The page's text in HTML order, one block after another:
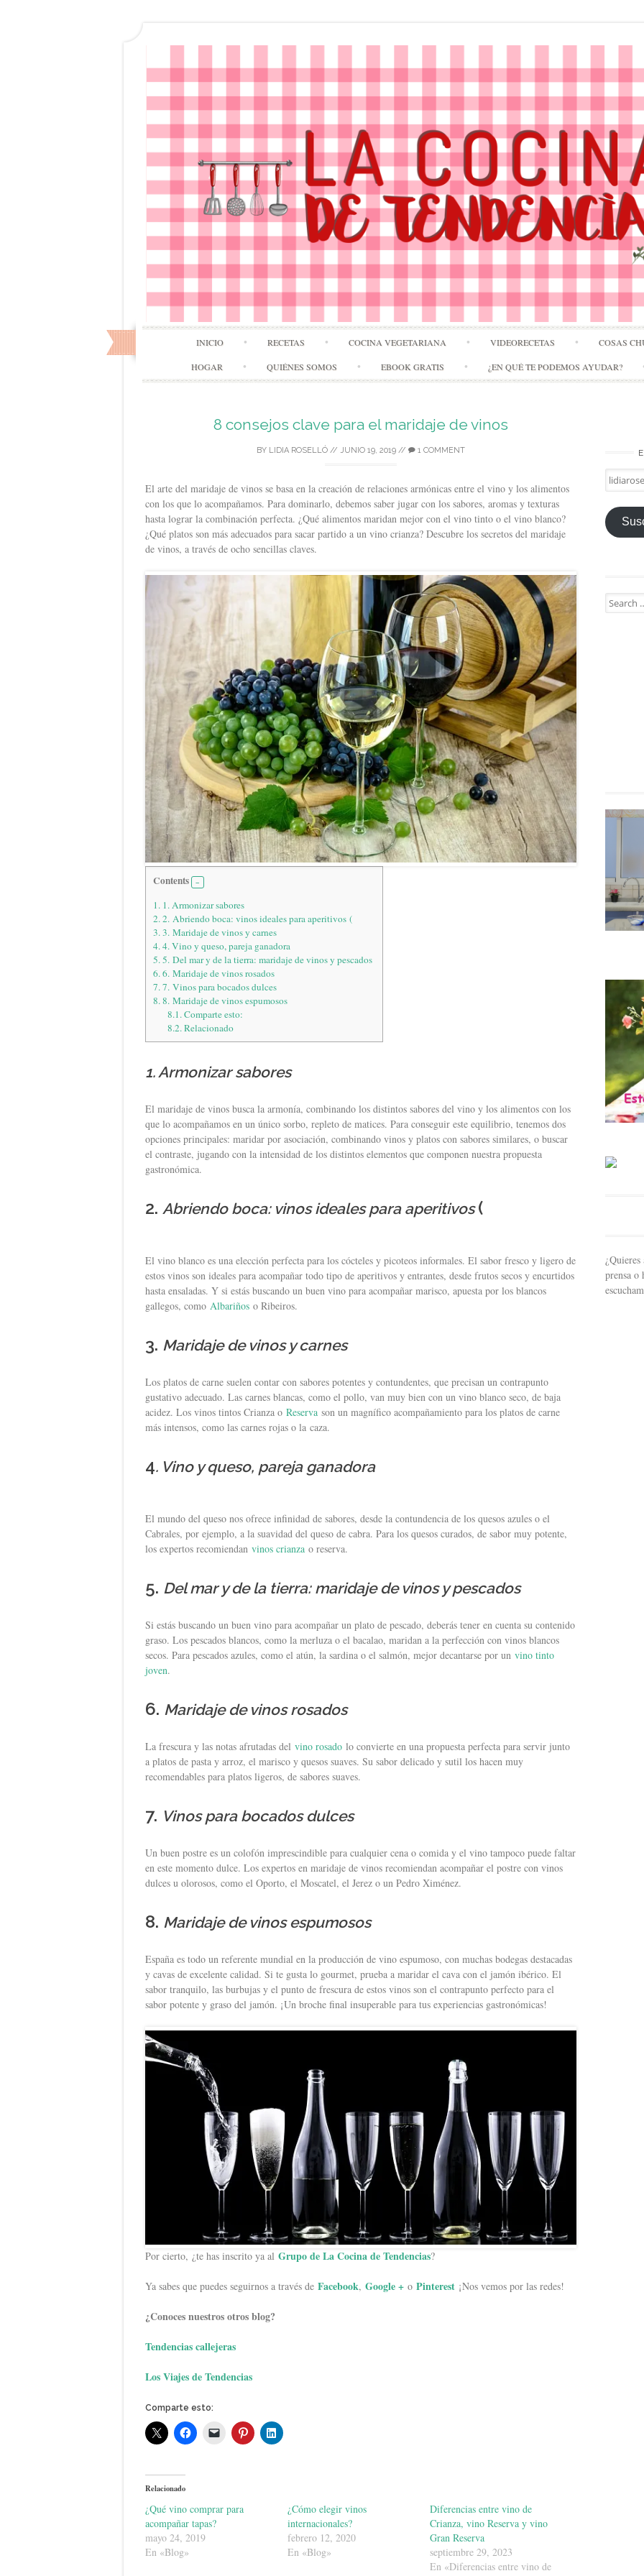
Skip
content
INICIO RECETAS COCINA VEGETARIANA VIDEORECETAS COSAS
HOGAR QUIÉNES SOMOS EBOOK GRATIS ¿EN QUÉ TE PODEMOS AYUDAR?
8 consejos clave para el maridaje de vinos
BY LIDIA ROSELLÓ // JUNIO 19, 2019 // 1 COMMENT
El arte del maridaje de vinos se basa en la creación de relaciones armónicas entre el vino y los alimentos
con los que lo acompañamos. Para dominarlo, debemos saber jugar con los sabores, aromas y texturas
hasta lograr la combinación perfecta. ¿Qué alimentos maridan mejor con el vino tinto o el vino blanco?
¿Qué platos son más adecuados para sacar partido a un vino crianza? Descubre los secretos del maridaje
de vinos, a través de ocho sencillas claves.
Contents
1. 1. Armonizar sabores
2.2. Abriendo boca: vinos ideales para aperitivos (
3.3. Maridaje de vinos y carnes
4.4. Vino y queso, pareja ganadora
5.5. Del mar y de la tierra: maridaje de vinos y pescados
6.6. Maridaje de vinos rosados
7.7. Vinos para bocados dulces
8.8. Maridaje de vinos espumosos
8.1.Comparte esto:
8.2.Relacionado
1. Armonizar sabores
El maridaje de vinos busca la armonía, combinando los distintos sabores del vino y los alimentos con los
que lo acompañamos en un único sorbo, repleto de matices. Para conseguir este equilibrio, tenemos dos
opciones principales: maridar por asociación, combinando vinos y platos con sabores similares, o buscar
el contraste, jugando con la intensidad de los distintos elementos que componen nuestra propuesta
gastronómica.
2. Abriendo boca: vinos ideales para aperitivos(
El vino blanco es una elección perfecta para los cócteles y picoteos informales. El sabor fresco y ligero de
estos vinos son ideales para acompañar todo tipo de aperitivos y entrantes, desde frutos secos y encurtidos
hasta ensaladas. Y si estás buscando un buen vino para acompañar marisco, apuesta por los blancos
gallegos, como Albariños o Ribeiros.
3. Maridaje de vinos y carnes
Los platos de carne suelen contar con sabores potentes y contundentes, que precisan un contrapunto
gustativo adecuado. Las carnes blancas, como el pollo, van muy bien con un vino blanco seco, de baja
acidez. Los vinos tintos Crianza o Reserva son un magnífico acompañamiento para los platos de carne
más intensos, como las carnes rojas o la caza.
4. Vino y queso, pareja ganadora
El mundo del queso nos ofrece infinidad de sabores, desde la contundencia de los quesos azules o el
Cabrales, por ejemplo, a la suavidad del queso de cabra. Para los quesos curados, de sabor muy potente,
los expertos recomiendan vinos crianza o reserva.
5. Del mar y de la tierra: maridaje de vinos y pescados
Si estás buscando un buen vino para acompañar un plato de pescado, deberás tener en cuenta su contenido
graso. Los pescados blancos, como la merluza o el bacalao, maridan a la perfección con vinos blancos
secos. Para pescados azules, como el atún, la sardina o el salmón, mejor decantarse por un vino tinto
joven.
6. Maridaje de vinos rosados
La frescura y las notas afrutadas del vino rosado lo convierte en una propuesta perfecta para servir junto
a platos de pasta y arroz, el marisco y quesos suaves. Su sabor delicado y sutil los hacen muy
recomendables para platos ligeros, de sabores suaves.
7. Vinos para bocados dulces
Un buen postre es un colofón imprescindible para cualquier cena o comida y el vino tampoco puede faltar
en este momento dulce. Los expertos en maridaje de vinos recomiendan acompañar el postre con vinos
dulces u olorosos, como el Oporto, el Moscatel, el Jerez o un Pedro Ximénez.
8. Maridaje de vinos espumosos
España es todo un referente mundial en la producción de vino espumoso, con muchas bodegas destacadas
y cavas de excelente calidad. Si te gusta lo gourmet, prueba a maridar el cava con el jamón ibérico. El
sabor tranquilo, las burbujas y el punto de frescura de estos vinos son el contrapunto perfecto para el
sabor potente y graso del jamón. ¡Un broche final insuperable para tus experiencias gastronómicas!
Por cierto, ¿te has inscrito ya al Grupo de La Cocina de Tendencias?
Ya sabes que puedes seguirnos a través de Facebook, Google + o Pinterest ¡Nos vemos por las redes!
¿Conoces nuestros otros blog?
Tendencias callejeras
Los Viajes de Tendencias
Comparte esto:
Relacionado
¿Qué vino comprar para
acompañar tapas?
mayo 24, 2019
En «Blog»
¿Cómo elegir vinos
internacionales?
febrero 12, 2020
En «Blog»
Diferencias entre vino de
Crianza, vino Reserva y vino
Gran Reserva
septiembre 29, 2023
En «Diferencias entre vino de
Search
for:
¿Quieres
prensa o